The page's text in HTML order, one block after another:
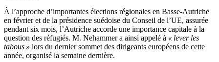
À l’approche d’importantes élections régionales en Basse-Autriche
en février et de la présidence suédoise du Conseil de l’UE, assurée
pendant six mois, l’Autriche accorde une importance capitale à la
question des réfugiés. M. Nehammer a ainsi appelé à « lever les
tabous » lors du dernier sommet des dirigeants européens de cette
année, organisé la semaine dernière.